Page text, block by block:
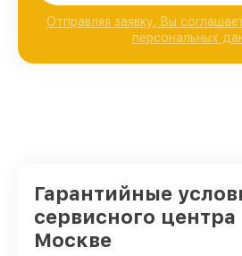
Отправляя заявку, Вы
персональных
Гарантийные
сервисного центра
Москве